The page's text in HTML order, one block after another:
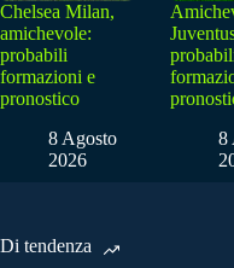
Chelsea Milan,
amichevole:
probabili
formazioni e
pronostico
8 Agosto
2026
8
Di tendenza